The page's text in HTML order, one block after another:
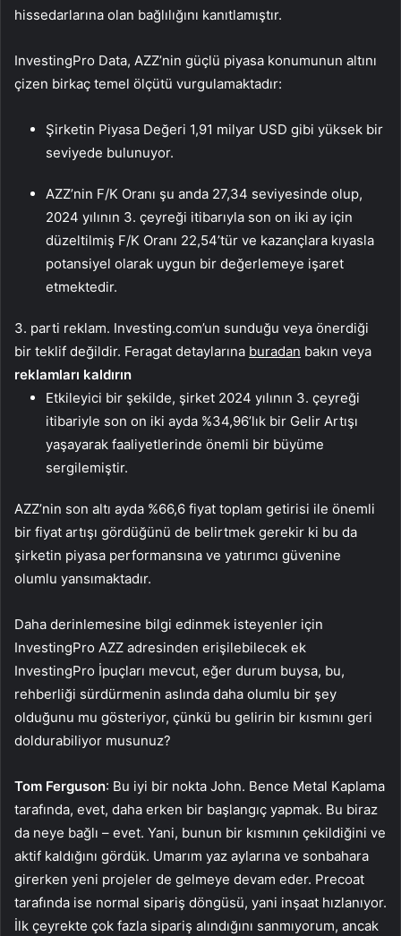
hissedarlarına olan bağlılığını kanıtlamıştır.
InvestingPro Data, AZZ’nin güçlü piyasa konumunun altını
çizen birkaç temel ölçütü vurgulamaktadır:
Şirketin Piyasa Değeri 1,91 milyar USD gibi yüksek bir
seviyede bulunuyor.
AZZ’nin F/K Oranı şu anda 27,34 seviyesinde olup,
2024 yılının 3. çeyreği itibarıyla son on iki ay için
düzeltilmiş F/K Oranı 22,54’tür ve kazançlara kıyasla
potansiyel olarak uygun bir değerlemeye işaret
etmektedir.
3. parti reklam. Investing.com’un sunduğu veya önerdiği
bir teklif değildir. Feragat detaylarına buradan bakın veya
reklamları kaldırın
Etkileyici bir şekilde, şirket 2024 yılının 3. çeyreği
itibariyle son on iki ayda %34,96’lık bir Gelir Artışı
yaşayarak faaliyetlerinde önemli bir büyüme
sergilemiştir.
AZZ’nin son altı ayda %66,6 fiyat toplam getirisi ile önemli
bir fiyat artışı gördüğünü de belirtmek gerekir ki bu da
şirketin piyasa performansına ve yatırımcı güvenine
olumlu yansımaktadır.
Daha derinlemesine bilgi edinmek isteyenler için
InvestingPro AZZ adresinden erişilebilecek ek
InvestingPro İpuçları mevcut, eğer durum buysa, bu,
rehberliği sürdürmenin aslında daha olumlu bir şey
olduğunu mu gösteriyor, çünkü bu gelirin bir kısmını geri
doldurabiliyor musunuz?
Tom Ferguson: Bu iyi bir nokta John. Bence Metal Kaplama
tarafında, evet, daha erken bir başlangıç yapmak. Bu biraz
da neye bağlı – evet. Yani, bunun bir kısmının çekildiğini ve
aktif kaldığını gördük. Umarım yaz aylarına ve sonbahara
girerken yeni projeler de gelmeye devam eder. Precoat
tarafında ise normal sipariş döngüsü, yani inşaat hızlanıyor.
İlk çeyrekte çok fazla sipariş alındığını sanmıyorum, ancak